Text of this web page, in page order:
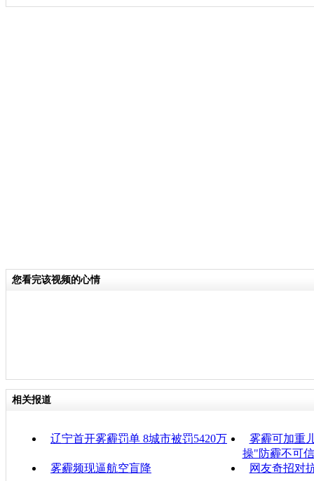
您看完该视频的心情
相关报道
辽宁首开雾霾罚单 8城市被罚5420万
雾霾可加重
操"防霾不可信
雾霾频现逼航空盲降
网友奇招对